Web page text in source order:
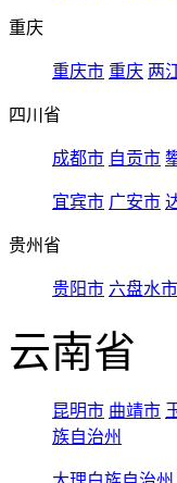
重庆
重庆市 重庆 两
四川省
成都市 自贡市
宜宾市 广安市
贵州省
贵阳市 六盘水市
云南省
昆明市 曲靖市
族自治州